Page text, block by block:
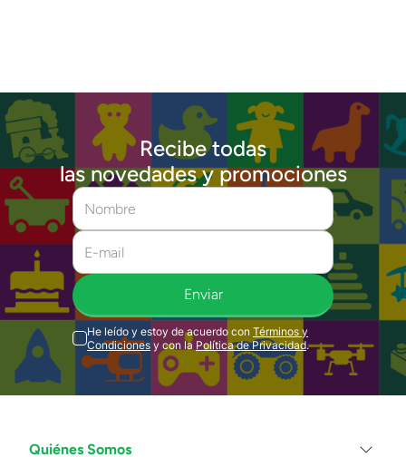
Recibe todas
las novedades y promociones
Enviar
He leído y estoy de acuerdo con Términos y
Condiciones y con la Política de Privacidad.
Quiénes Somos